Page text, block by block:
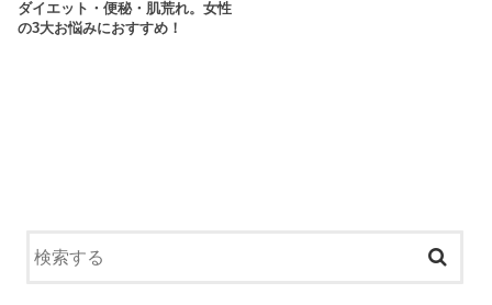
ダイエット・便秘・肌荒れ。女性
の3大お悩みにおすすめ！